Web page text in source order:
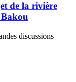
de la rivière
discussions